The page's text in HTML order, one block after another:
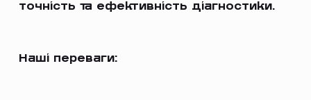
точність та ефективність діагностики.
Наші переваги: